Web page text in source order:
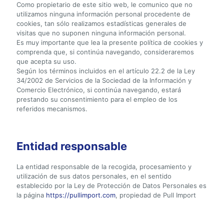
Como propietario de este sitio web, le comunico que no
utilizamos ninguna información personal procedente de
cookies, tan sólo realizamos estadísticas generales de
visitas que no suponen ninguna información personal.
Es muy importante que lea la presente política de cookies y
comprenda que, si continúa navegando, consideraremos
que acepta su uso.
Según los términos incluidos en el artículo 22.2 de la Ley
34/2002 de Servicios de la Sociedad de la Información y
Comercio Electrónico, si continúa navegando, estará
prestando su consentimiento para el empleo de los
referidos mecanismos.
Entidad responsable
La entidad responsable de la recogida, procesamiento y
utilización de sus datos personales, en el sentido
establecido por la Ley de Protección de Datos Personales es
la página https://pullimport.com, propiedad de Pull Import